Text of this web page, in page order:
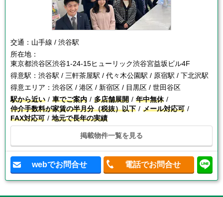
交通： 山手線 / 渋谷駅
所在地：
東京都渋谷区渋谷1-24-15ヒューリック渋谷宮益坂ビル4F
得意駅： 渋谷駅 / 三軒茶屋駅 / 代々木公園駅 / 原宿駅 / 下北沢駅
得意エリア： 渋谷区 / 港区 / 新宿区 / 目黒区 / 世田谷区
駅から近い
車でご案内 多店舗展開
年中無休
仲介手数料が家賃の半月分（税抜）以下
メール対応可
FAX対応可
地元で長年の実績
掲載物件一覧を見る
webでお問合せ 電話でお問合せ